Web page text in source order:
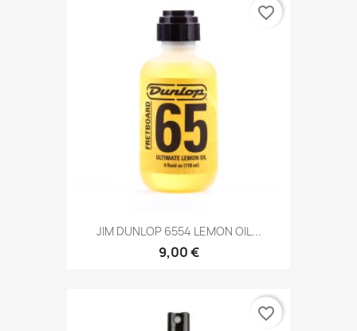
JIM DUNLOP 6554 LEMON OIL...
9,00 €
favorite_border
favorite_border